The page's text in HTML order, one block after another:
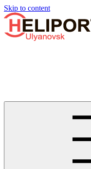
Skip to content